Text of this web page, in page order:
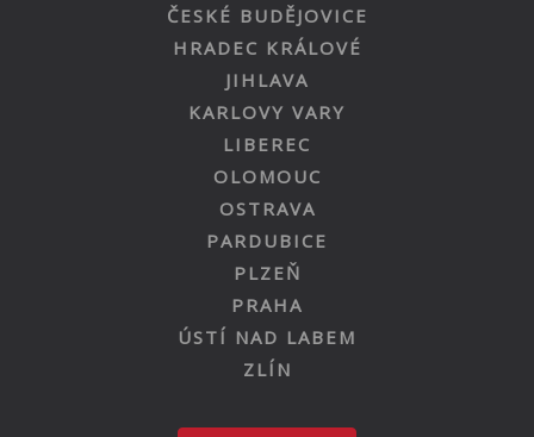
ČESKÉ BUDĚJOVICE
HRADEC KRÁLOVÉ
JIHLAVA
KARLOVY VARY
LIBEREC
OLOMOUC
OSTRAVA
PARDUBICE
PLZEŇ
PRAHA
ÚSTÍ NAD LABEM
ZLÍN